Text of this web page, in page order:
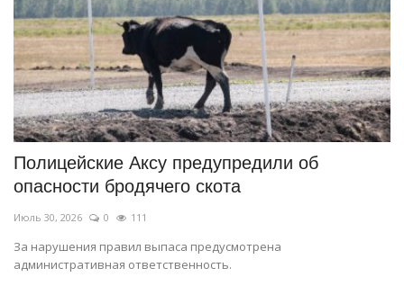
Полицейские Аксу предупредили об
опасности бродячего скота
Июль 30, 2026 0 111
За нарушения правил выпаса предусмотрена
административная ответственность.